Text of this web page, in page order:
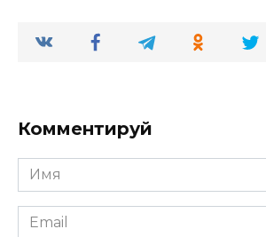
Комментируй
Имя
Email